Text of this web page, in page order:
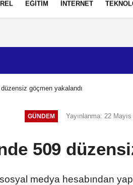
EĞİTİM İNTERNET
göçmen yakalandı
GÜNDEM Yayınlanma: 22
509
medya hesabından